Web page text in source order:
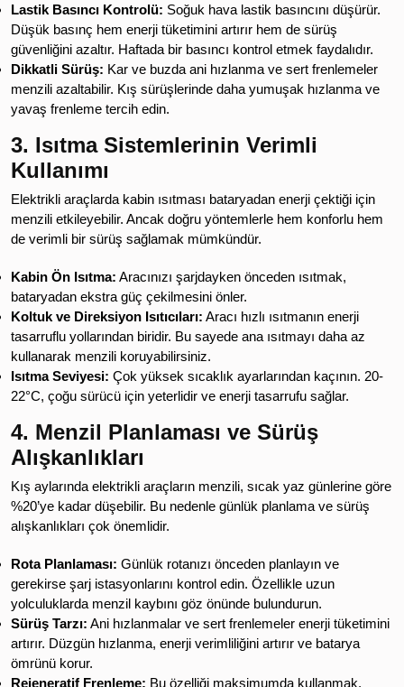
Lastik Basıncı Kontrolü: Soğuk hava lastik basıncını düşürür.
Düşük basınç hem enerji tüketimini artırır hem de sürüş
güvenliğini azaltır. Haftada bir basıncı kontrol etmek faydalıdır.
Dikkatli Sürüş: Kar ve buzda ani hızlanma ve sert frenlemeler
menzili azaltabilir. Kış sürüşlerinde daha yumuşak hızlanma ve
yavaş frenleme tercih edin.
3. Isıtma Sistemlerinin Verimli
Kullanımı
Elektrikli araçlarda kabin ısıtması bataryadan enerji çektiği için
menzili etkileyebilir. Ancak doğru yöntemlerle hem konforlu hem
de verimli bir sürüş sağlamak mümkündür.
Kabin Ön Isıtma: Aracınızı şarjdayken önceden ısıtmak,
bataryadan ekstra güç çekilmesini önler.
Koltuk ve Direksiyon Isıtıcıları: Aracı hızlı ısıtmanın enerji
tasarruflu yollarından biridir. Bu sayede ana ısıtmayı daha az
kullanarak menzili koruyabilirsiniz.
Isıtma Seviyesi: Çok yüksek sıcaklık ayarlarından kaçının. 20-
22°C, çoğu sürücü için yeterlidir ve enerji tasarrufu sağlar.
4. Menzil Planlaması ve Sürüş
Alışkanlıkları
Kış aylarında elektrikli araçların menzili, sıcak yaz günlerine göre
%20’ye kadar düşebilir. Bu nedenle günlük planlama ve sürüş
alışkanlıkları çok önemlidir.
Rota Planlaması: Günlük rotanızı önceden planlayın ve
gerekirse şarj istasyonlarını kontrol edin. Özellikle uzun
yolculuklarda menzil kaybını göz önünde bulundurun.
Sürüş Tarzı: Ani hızlanmalar ve sert frenlemeler enerji tüketimini
artırır. Düzgün hızlanma, enerji verimliliğini artırır ve batarya
ömrünü korur.
Rejeneratif Frenleme: Bu özelliği maksimumda kullanmak,